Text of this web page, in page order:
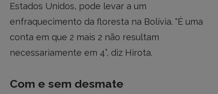
Estados Unidos, pode levar a um
enfraquecimento da floresta na Bolívia. “É uma
conta em que 2 mais 2 não resultam
necessariamente em 4”, diz Hirota.
Com e sem desmate